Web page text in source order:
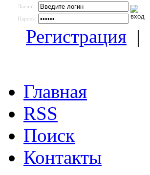
Логин:
Пароль:
Регистрация |
Главная
RSS
Поиск
Контакты